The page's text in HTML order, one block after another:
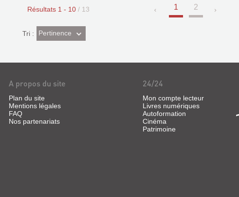
Résultats 1 - 10 / 13 1 2
Tri :(Effet
imédiat)
Pertinence
A propos du site
Plan du site
Mentions légales
FAQ
Nos partenariats
24/24
Mon compte lecteur
Livres numériques
Autoformation
Cinéma
Patrimoine